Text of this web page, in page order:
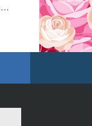
Клен веерный (сорт 'Murasaki kiyohime') P1